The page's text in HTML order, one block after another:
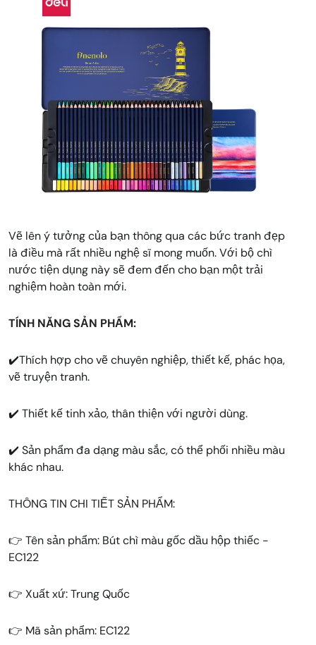
Vẽ lên ý tưởng của bạn thông qua các bức tranh đẹp
là điều mà rất nhiều nghệ sĩ mong muốn. Với bộ chì
nước tiện dụng này sẽ đem đến cho bạn một trải
nghiệm hoàn toàn mới.
TÍNH NĂNG SẢN PHẨM:
️✔️Thích hợp cho vẽ chuyên nghiệp, thiết kế, phác họa,
vẽ truyện tranh.
✔️️ Thiết kế tinh xảo, thân thiện với người dùng.️
✔️ Sản phẩm đa dạng màu sắc, có thể phối nhiều màu
khác nhau.
THÔNG TIN CHI TIẾT SẢN PHẨM:
👉 Tên sản phẩm: Bút chì màu gốc dầu hộp thiếc -
EC122
👉 Xuất xứ: Trung Quốc
👉 Mã sản phẩm: EC122